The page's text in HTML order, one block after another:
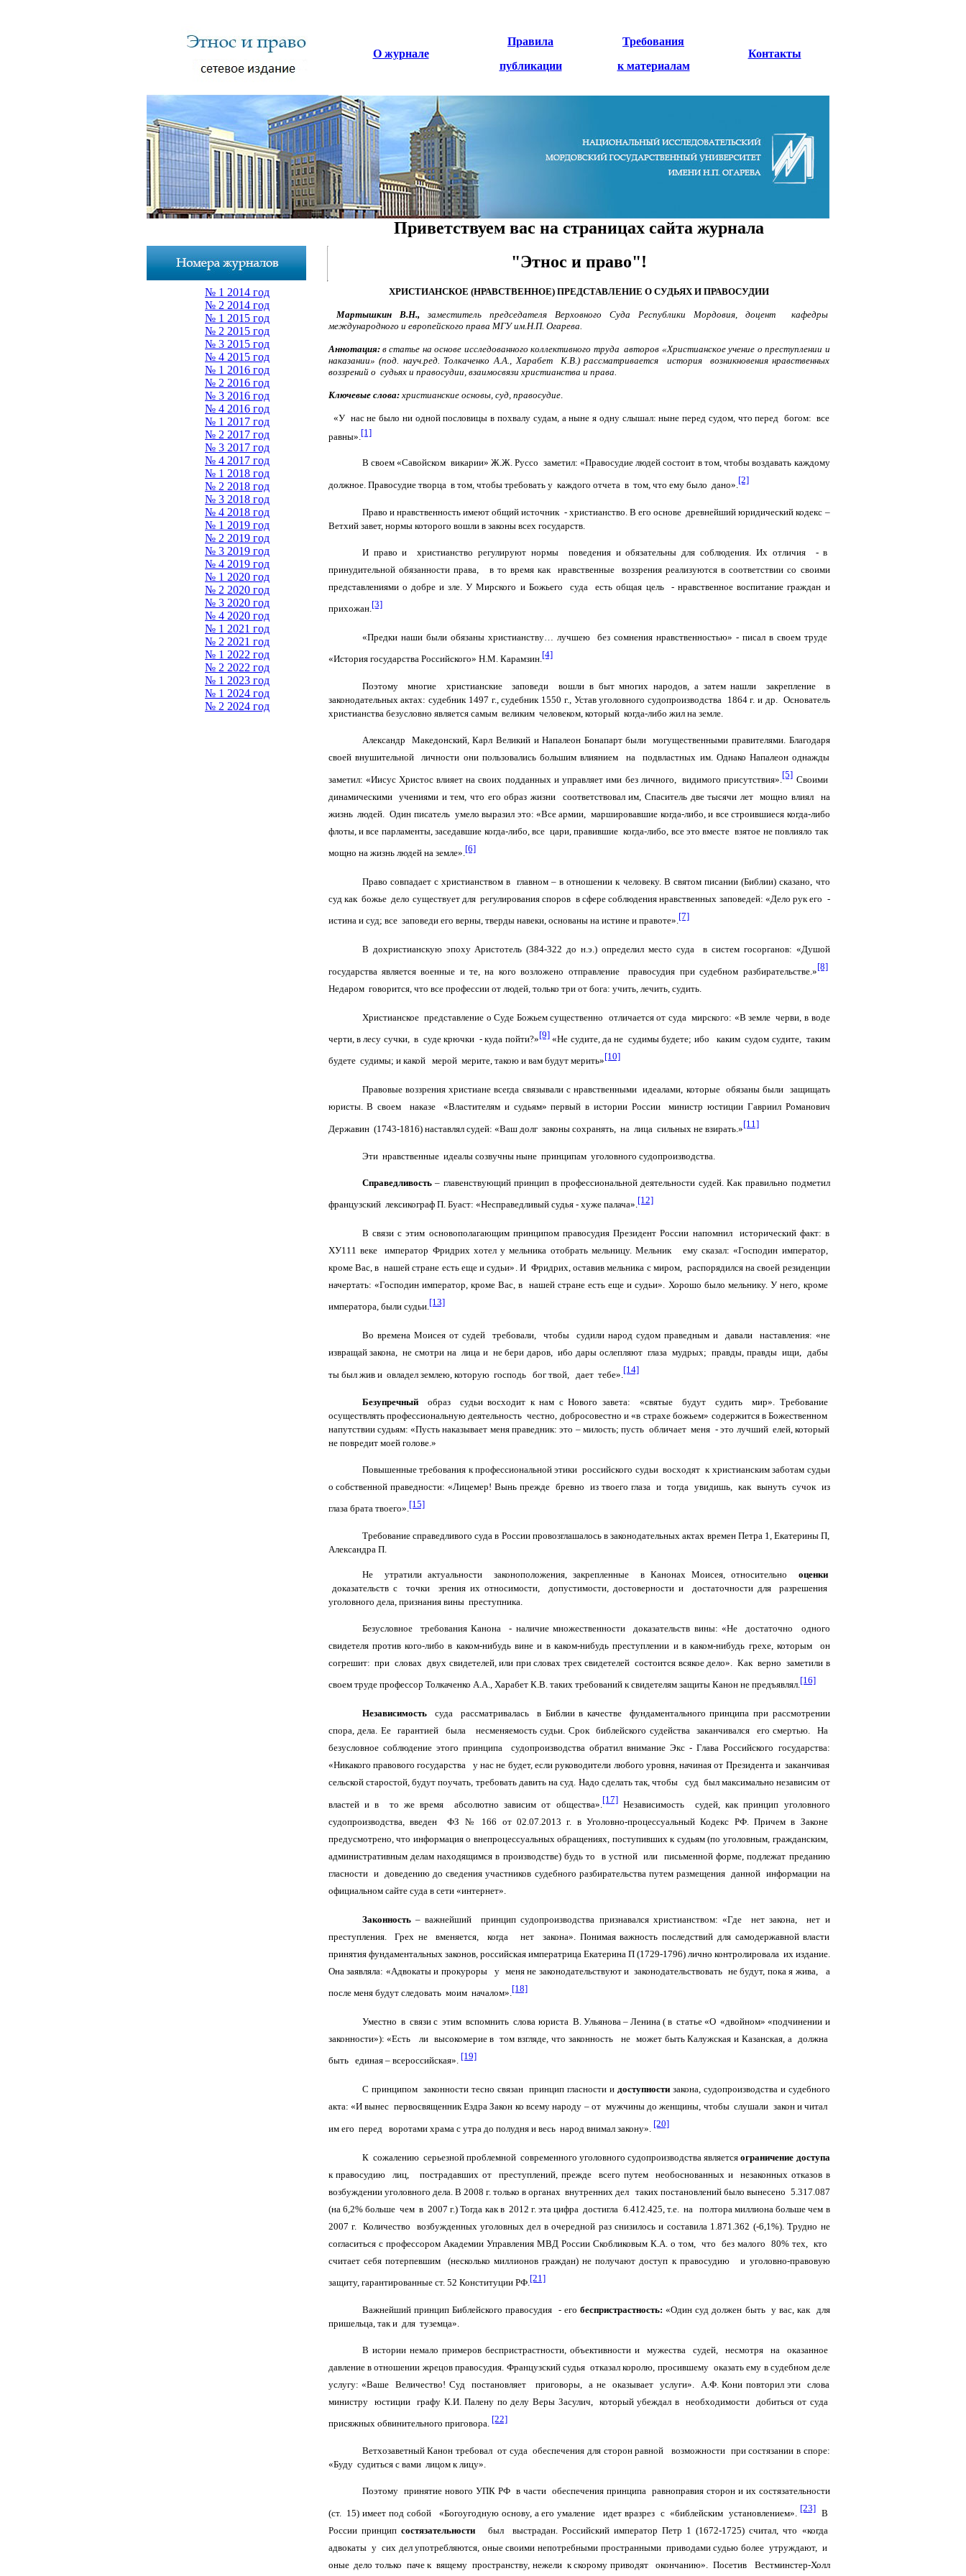
О журнале
Правила
публикации
Требования
к материалам
Контакты
Приветствуем вас на страницах сайта журнала
"Этнос и право"!
№ 1 2014 год
№ 2 2014 год
№ 1 2015 год
№ 2 2015 год
№ 3 2015 год
№ 4 2015 год
№ 1 2016 год
№ 2 2016 год
№ 3 2016 год
№ 4 2016 год
№ 1 2017 год
№ 2 2017 год
№ 3 2017 год
№ 4 2017 год
№ 1 2018 год
№ 2 2018 год
№ 3 2018 год
№ 4 2018 год
№ 1 2019 год
№ 2 2019 год
№ 3 2019 год
№ 4 2019 год
№ 1 2020 год
№ 2 2020 год
№ 3 2020 год
№ 4 2020 год
№ 1 2021 год
№ 2 2021 год
№ 1 2022 год
№ 2 2022 год
№ 1 2023 год
№ 1 2024 год
№ 2 2024 год
ХРИСТИАНСКОЕ (НРАВСТВЕННОЕ) ПРЕДСТАВЛЕНИЕ О СУДЬЯХ И ПРАВОСУДИИ
Мартышкин В.Н., заместитель председателя Верховного Суда Республики Мордовия, доцент кафедры
международного и европейского права МГУ им.Н.П. Огарева.
Аннотация: в статье на основе исследованного коллективного труда авторов «Христианское учение о преступлении и
наказании» (под. науч.ред. Толкаченко А.А., Харабет К.В.) рассматривается история возникновения нравственных
воззрений о судьях и правосудии, взаимосвязи христианства и права.
Ключевые слова:христианские основы, суд, правосудие.
«У нас не было ни одной пословицы в похвалу судам, а ныне я одну слышал: ныне перед судом, что перед богом: все
равны».[1]
В своем «Савойском викарии» Ж.Ж. Руссо заметил: «Правосудие людей состоит в том, чтобы воздавать каждому
должное. Правосудие творца в том, чтобы требовать у каждого отчета в том, что ему было дано». [2]
Право и нравственность имеют общий источник - христианство. В его основе древнейший юридический кодекс –
Ветхий завет, нормы которого вошли в законы всех государств.
И право и христианство регулируют нормы поведения и обязательны для соблюдения. Их отличия - в
принудительной обязанности права, в то время как нравственные воззрения реализуются в соответствии со своими
представлениями о добре и зле. У Мирского и Божьего суда есть общая цель - нравственное воспитание граждан и
прихожан. [3]
«Предки наши были обязаны христианству… лучшею без сомнения нравственностью» - писал в своем труде
«История государства Российского» Н.М. Карамзин.[4]
Поэтому многие христианские заповеди вошли в быт многих народов, а затем нашли закрепление в
законодательных актах: судебник 1497 г., судебник 1550 г., Устав уголовного судопроизводства 1864 г. и др. Основатель
христианства безусловно является самым великим человеком, который когда-либо жил на земле.
Александр Македонский, Карл Великий и Напалеон Бонапарт были могущественными правителями. Благодаря
своей внушительной личности они пользовались большим влиянием на подвластных им. Однако Напалеон однажды
заметил: «Иисус Христос влияет на своих подданных и управляет ими без личного, видимого присутствия». [5] Своими
динамическими учениями и тем, что его образ жизни соответствовал им, Спаситель две тысячи лет мощно влиял на
жизнь людей. Один писатель умело выразил это: «Все армии, маршировавшие когда-либо, и все строившиеся когда-либо
флоты, и все парламенты, заседавшие когда-либо, все цари, правившие когда-либо, все это вместе взятое не повлияло так
мощно на жизнь людей на земле». [6]
Право совпадает с христианством в главном – в отношении к человеку. В святом писании (Библии) сказано, что
суд как божье дело существует для регулирования споров в сфере соблюдения нравственных заповедей: «Дело рук его -
истина и суд; все заповеди его верны, тверды навеки, основаны на истине и правоте».[7]
В дохристианскую эпоху Аристотель (384-322 до н.э.) определил место суда в систем госорганов: «Душой
государства является военные и те, на кого возложено отправление правосудия при судебном разбирательстве.»[8]
Недаром говорится, что все профессии от людей, только три от бога: учить, лечить, судить.
Христианское представление о Суде Божьем существенно отличается от суда мирского: «В земле черви, в воде
черти, в лесу сучки, в суде крючки - куда пойти?»[9]«Не судите, да не судимы будете; ибо каким судом судите, таким
будете судимы; и какой мерой мерите, такою и вам будут мерить»[10]
Правовые воззрения христиане всегда связывали с нравственными идеалами, которые обязаны были защищать
юристы. В своем наказе «Властителям и судьям» первый в истории России министр юстиции Гавриил Романович
Державин (1743-1816) наставлял судей: «Ваш долг законы сохранять, на лица сильных не взирать.»[11]
Эти нравственные идеалы созвучны ныне принципам уголовного судопроизводства.
Справедливость– главенствующий принцип в профессиональной деятельности судей. Как правильно подметил
французский лексикограф П. Буаст: «Несправедливый судья - хуже палача». [12]
В связи с этим основополагающим принципом правосудия Президент России напомнил исторический факт: в
ХУ111 веке император Фридрих хотел у мельника отобрать мельницу. Мельник ему сказал: «Господин император,
кроме Вас, в нашей стране есть еще и судьи». И Фридрих, оставив мельника с миром, распорядился на своей резиденции
начертать: «Господин император, кроме Вас, в нашей стране есть еще и судьи». Хорошо было мельнику. У него, кроме
императора, были судьи.[13]
Во времена Моисея от судей требовали, чтобы судили народ судом праведным и давали наставления: «не
извращай закона, не смотри на лица и не бери даров, ибо дары ослепляют глаза мудрых; правды, правды ищи, дабы
ты был жив и овладел землею, которую господь бог твой, дает тебе». [14]
Безупречный образ судьи восходит к нам с Нового завета: «святые будут судить мир». Требование
осуществлять профессиональную деятельность честно, добросовестно и «в страхе божьем» содержится в Божественном
напутствии судьям: «Пусть наказывает меня праведник: это – милость; пусть обличает меня - это лучший елей, который
не повредит моей голове.»
Повышенные требования к профессиональной этики российского судьи восходят к христианским заботам судьи
о собственной праведности: «Лицемер! Вынь прежде бревно из твоего глаза и тогда увидишь, как вынуть сучок из
глаза брата твоего». [15]
Требование справедливого суда в России провозглашалось в законодательных актах времен Петра 1, Екатерины П,
Александра П.
Не утратили актуальности законоположения, закрепленные в Канонах Моисея, относительно оценки
доказательств с точки зрения их относимости, допустимости, достоверности и достаточности для разрешения
уголовного дела, признания вины преступника.
Безусловное требования Канона - наличие множественности доказательств вины: «Не достаточно одного
свидетеля против кого-либо в каком-нибудь вине и в каком-нибудь преступлении и в каком-нибудь грехе, которым он
согрешит: при словах двух свидетелей, или при словах трех свидетелей состоится всякое дело». Как верно заметили в
своем труде профессор Толкаченко А.А., Харабет К.В. таких требований к свидетелям защиты Канон не предъявлял.[16]
Независимость
суда рассматривалась в Библии в качестве фундаментального принципа при рассмотрении
спора, дела. Ее гарантией была несменяемость судьи. Срок библейского судейства заканчивался его смертью. На
безусловное соблюдение этого принципа судопроизводства обратил внимание Экс - Глава Российского государства:
«Никакого правового государства у нас не будет, если руководители любого уровня, начиная от Президента и заканчивая
сельской старостой, будут поучать, требовать давить на суд. Надо сделать так, чтобы суд был максимально независим от
властей и в то же время абсолютно зависим от общества». [17]Независимость судей, как принцип уголовного
судопроизводства, введен ФЗ № 166 от 02.07.2013 г. в Уголовно-процессуальный Кодекс РФ. Причем в Законе
предусмотрено, что информация о внепроцессуальных обращениях, поступивших к судьям (по уголовным, гражданским,
административным делам находящимся в производстве) будь то в устной или письменной форме, подлежат преданию
гласности и доведению до сведения участников судебного разбирательства путем размещения данной информации на
официальном сайте суда в сети «интернет».
Законность– важнейший принцип судопроизводства признавался христианством: «Где нет закона, нет и
преступления. Грех не вменяется, когда нет закона». Понимая важность последствий для самодержавной власти
принятия фундаментальных законов, российская императрица Екатерина П (1729-1796) лично контролировала их издание.
Она заявляла: «Адвокаты и прокуроры у меня не законодательствуют и законодательствовать не будут, пока я жива, а
после меня будут следовать моим началом». [18]
Уместно в связи с этим вспомнить слова юриста В. Ульянова – Ленина ( в статье «О «двойном» «подчинении и
законности»): «Есть ли высокомерие в том взгляде, что законность не может быть Калужская и Казанская, а должна
быть единая – всероссийская». [19]
С принципом законности тесно связан принцип гласности и доступности закона, судопроизводства и судебного
акта: «И вынес первосвященник Ездра Закон ко всему народу – от мужчины до женщины, чтобы слушали закон и читал
им его перед воротами храма с утра до полудня и весь народ внимал закону». [20]
К сожалению серьезной проблемной современного уголовного судопроизводства являетсяограничение доступа
к правосудию лиц, пострадавших от преступлений, прежде всего путем необоснованных и незаконных отказов в
возбуждении уголовного дела. В 2008 г. только в органах внутренних дел таких постановлений было вынесено 5.317.087
(на 6,2% больше чем в 2007 г.) Тогда как в 2012 г. эта цифра достигла 6.412.425, т.е. на полтора миллиона больше чем в
2007 г. Количество возбужденных уголовных дел в очередной раз снизилось и составила 1.871.362 (-6,1%). Трудно не
согласиться с профессором Академии Управления МВД России Скобликовым К.А. о том, что без малого 80% тех, кто
считает себя потерпевшим (несколько миллионов граждан) не получают доступ к правосудию и уголовно-правовую
защиту, гарантированные ст. 52 Конституции РФ. [21]
Важнейший принцип Библейского правосудия - его беспристрастность:«Один суд должен быть у вас, как для
пришельца, так и для туземца».
В истории немало примеров беспристрастности, объективности и мужества судей, несмотря на оказанное
давление в отношении жрецов правосудия. Французский судья отказал королю, просившему оказать ему в судебном деле
услугу: «Ваше Величество! Суд постановляет приговоры, а не оказывает услуги». А.Ф. Кони повторил эти слова
министру юстиции графу К.И. Палену по делу Веры Засулич, который убеждал в необходимости добиться от суда
присяжных обвинительного приговора. [22]
Ветхозаветный Канон требовал от суда обеспечения для сторон равной возможности при состязании в споре:
«Буду судиться с вами лицом к лицу».
Поэтому принятие нового УПК РФ в части обеспечения принципа равноправия сторон и их состязательности
(ст. 15) имеет под собой «Богоугодную основу, а его умаление идет вразрез с «библейским установлением». [23]В
России принцип состязательности
был выстрадан. Российский император Петр 1 (1672-1725) считал, что «когда
адвокаты у сих дел употребляются, оные своими непотребными пространными приводами судью более утруждают, и
оные дело только паче к вящему пространству, нежели к скорому приводят окончанию». Посетив Вестминстер-Холл